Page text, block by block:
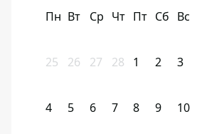
Пн Вт Ср Чт Пт Сб Вс
25 26 27 28 1 2 3
4 5 6 7 8 9 10